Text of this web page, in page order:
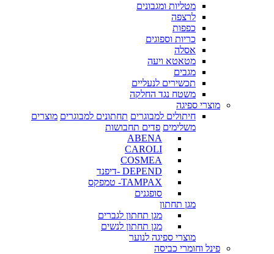
מטליות ומגבונים
לרצפה
כפפות
כריות וספוגים
אסלה
מטאטא ויעה
מגבים
תכשירים לנעליים
משטח נגד החלקה
מוצרי ספיגה
חיתולים למבוגרים תחתונים למבוגרים מוצרים
משלימים פדים תחבושות
ABENA
CAROLI
COSMEA
DEPEND -דיפנד
TAMPAX- טמפקס
סופגנים
מגן תחתון
מגן תחתון לגברים
מגן תחתון לנשים
מוצרי ספיגה לנוער
פינל וחומרי כביסה